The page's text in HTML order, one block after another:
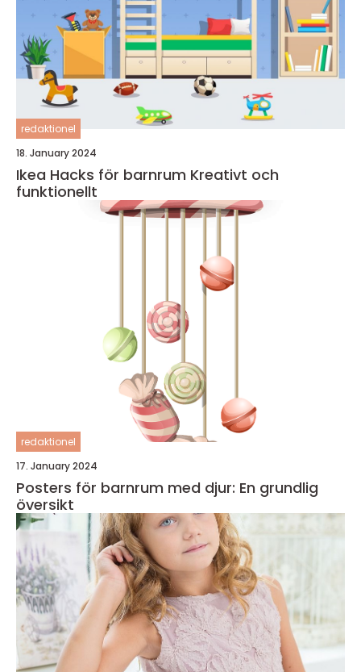
redaktionel
18. January 2024
Ikea Hacks för barnrum Kreativt och
funktionellt
redaktionel
17. January 2024
Posters för barnrum med djur: En grundlig
översikt